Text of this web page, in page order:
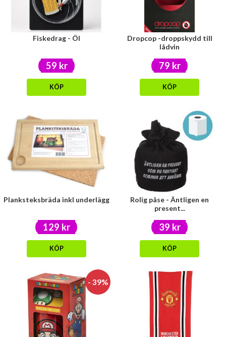
Fiskedrag - Öl
59 kr
KÖP
Dropcop -droppskydd till
lådvin
79 kr
KÖP
Planksteksbräda inkl underlägg
129 kr
KÖP
Rolig påse - Äntligen en
present...
39 kr
KÖP
- 39%